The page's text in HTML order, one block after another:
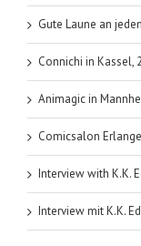
Gute Laune an
Connichi in Kassel,
Animagic in
Comicsalon
Interview with K.K.
Interview mit K.K.